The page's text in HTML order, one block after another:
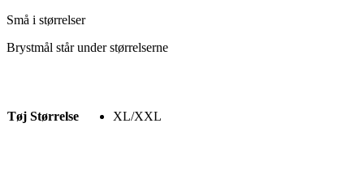
Små i størrelser
Brystmål står under størrelserne
Tøj Størrelse XL/XXL